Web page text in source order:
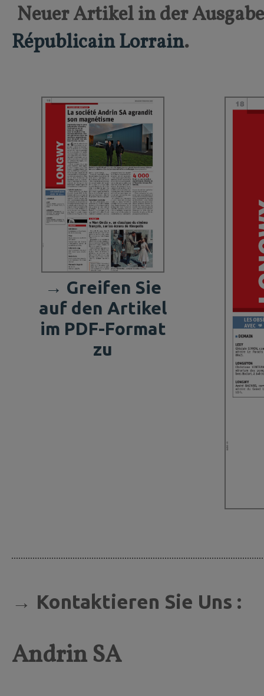
Neuer Artikel in der
Républicain Lorrain.
→ Greifen Sie
auf den Artikel
im PDF-Format
zu
→ Kontaktieren Sie Uns :
Andrin SA